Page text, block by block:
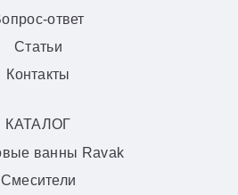
ответ
Статьи
Контакты
КАТАЛОГ
ванны Ravak
Смесители